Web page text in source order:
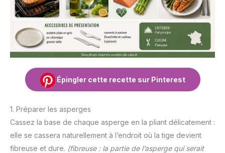
Épingler cette recette sur Pinterest
1. Préparer les asperges
Cassez la base de chaque asperge en la pliant délicatement :
elle se cassera naturellement à l’endroit où la tige devient
fibreuse et dure. (fibreuse : la partie de l’asperge qui serait